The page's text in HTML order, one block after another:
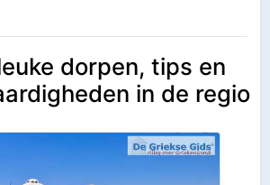
dorpen, tips en
in de regio